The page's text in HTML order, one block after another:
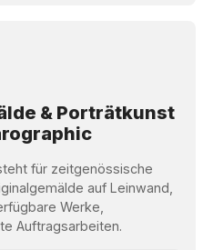
& Porträtkunst
für zeitgenössische
auf Leinwand,
Werke,
Auftragsarbeiten.